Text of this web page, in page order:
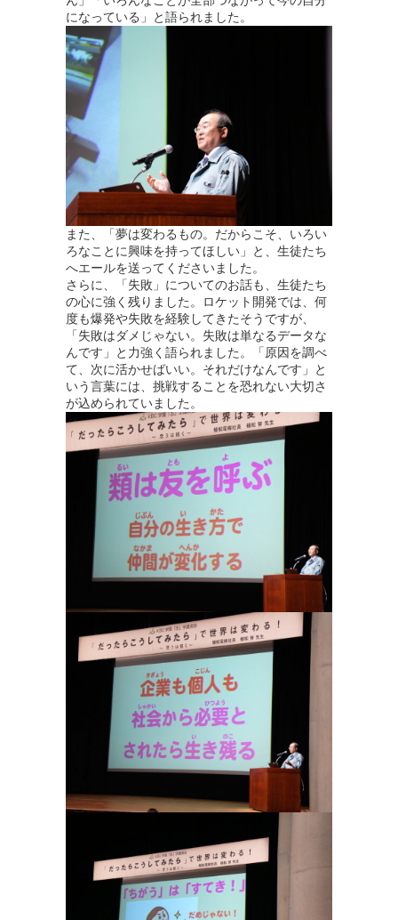
になっている」と語られました。
また、「夢は変わるもの。だからこそ、いろい
ろなことに興味を持ってほしい」と、生徒たち
へエールを送ってくださいました。
さらに、「失敗」についてのお話も、生徒たち
の心に強く残りました。ロケット開発では、何
度も爆発や失敗を経験してきたそうですが、
「失敗はダメじゃない。失敗は単なるデータな
んです」と力強く語られました。「原因を調べ
て、次に活かせばいい。それだけなんです」と
いう言葉には、挑戦することを恐れない大切さ
が込められていました。